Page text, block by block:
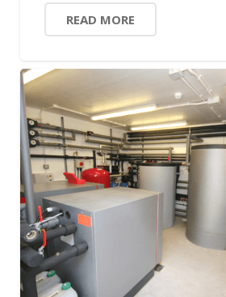
READ MORE